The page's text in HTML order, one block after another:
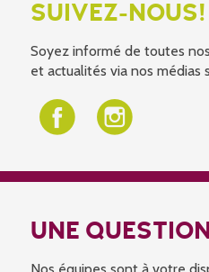
SUIVEZ-NOUS!
Soyez informé de toutes
et actualités via nos médias
UNE